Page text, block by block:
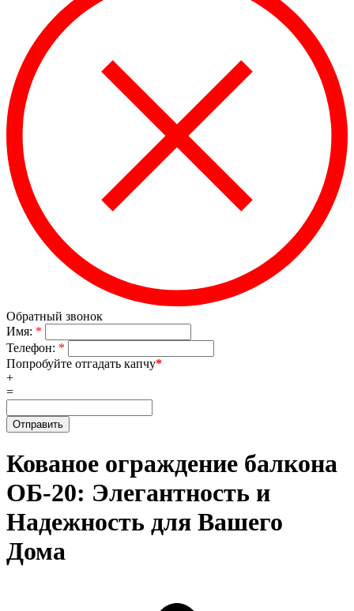
Обратный звонок
Имя: *
Телефон: *
Попробуйте отгадать капчу*
+
=
Кованое ограждение балкона
ОБ-20: Элегантность и
Надежность для Вашего
Дома